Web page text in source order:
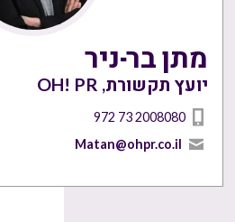
מתן בר-ניר
יועץ תקשורת, OH! PR
972 73 2008080
Matan@ohpr.co.il